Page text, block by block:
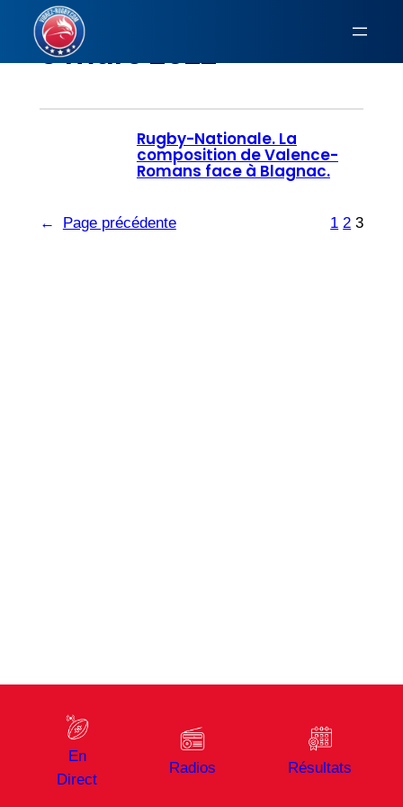
Aller
contenu3 mars 2022
Rugby-Nationale. La
composition de Valence-
Romans face à Blagnac.
← Page précédente 1 2 3
En
Direct
Radios Résultats